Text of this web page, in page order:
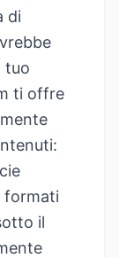
di
tuo
ti offre
formati
il